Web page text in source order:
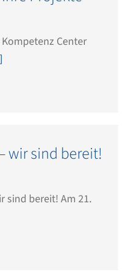
Center
wir sind bereit!
sind bereit! Am 21.